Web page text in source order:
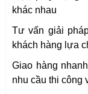
khác nhau
Tư vấn giải
khách hàng lựa
Giao hàng
nhu cầu thi công